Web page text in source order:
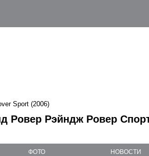
Sport (2006)
Ровер Рэйндж Ровер
ФОТО НОВОСТИ